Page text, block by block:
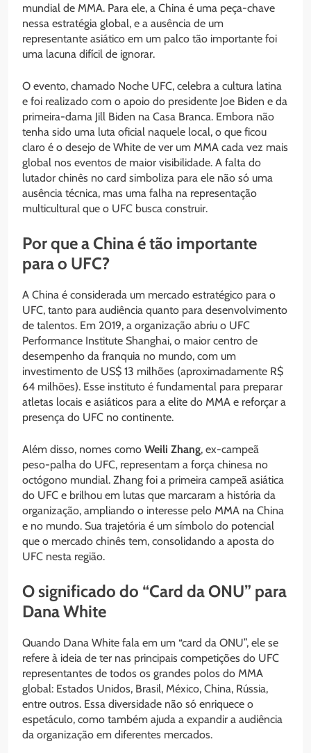
mundial de MMA. Para ele, a China é uma peça-chave
nessa estratégia global, e a ausência de um
representante asiático em um palco tão importante foi
uma lacuna difícil de ignorar.
O evento, chamado Noche UFC, celebra a cultura latina
e foi realizado com o apoio do presidente Joe Biden e da
primeira-dama Jill Biden na Casa Branca. Embora não
tenha sido uma luta oficial naquele local, o que ficou
claro é o desejo de White de ver um MMA cada vez mais
global nos eventos de maior visibilidade. A falta do
lutador chinês no card simboliza para ele não só uma
ausência técnica, mas uma falha na representação
multicultural que o UFC busca construir.
Por que a China é tão importante
para o UFC?
A China é considerada um mercado estratégico para o
UFC, tanto para audiência quanto para desenvolvimento
de talentos. Em 2019, a organização abriu o UFC
Performance Institute Shanghai, o maior centro de
desempenho da franquia no mundo, com um
investimento de US$ 13 milhões (aproximadamente R$
64 milhões). Esse instituto é fundamental para preparar
atletas locais e asiáticos para a elite do MMA e reforçar a
presença do UFC no continente.
Além disso, nomes como Weili Zhang, ex-campeã
peso-palha do UFC, representam a força chinesa no
octógono mundial. Zhang foi a primeira campeã asiática
do UFC e brilhou em lutas que marcaram a história da
organização, ampliando o interesse pelo MMA na China
e no mundo. Sua trajetória é um símbolo do potencial
que o mercado chinês tem, consolidando a aposta do
UFC nesta região.
O significado do “Card da ONU” para
Dana White
Quando Dana White fala em um “card da ONU”, ele se
refere à ideia de ter nas principais competições do UFC
representantes de todos os grandes polos do MMA
global: Estados Unidos, Brasil, México, China, Rússia,
entre outros. Essa diversidade não só enriquece o
espetáculo, como também ajuda a expandir a audiência
da organização em diferentes mercados.